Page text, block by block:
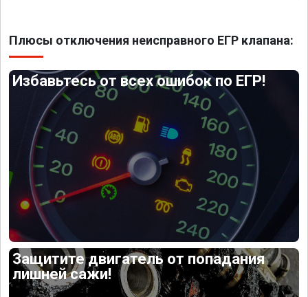
Плюсы отключения неисправного ЕГР клапана:
Избавьтесь от всех ошибок по ЕГР!
Защитите двигатель от попадания
лишней сажи!